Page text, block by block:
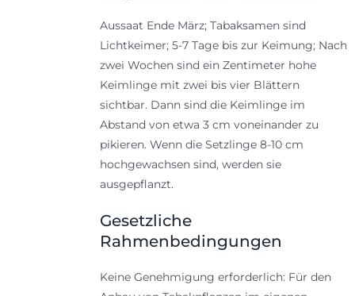
Aussaat Ende März; Tabaksamen sind
Lichtkeimer; 5-7 Tage bis zur Keimung; Nach
zwei Wochen sind ein Zentimeter hohe
Keimlinge mit zwei bis vier Blättern
sichtbar. Dann sind die Keimlinge im
Abstand von etwa 3 cm voneinander zu
pikieren. Wenn die Setzlinge 8-10 cm
hochgewachsen sind, werden sie
ausgepflanzt.
Gesetzliche
Rahmenbedingungen
Keine Genehmigung erforderlich: Für den